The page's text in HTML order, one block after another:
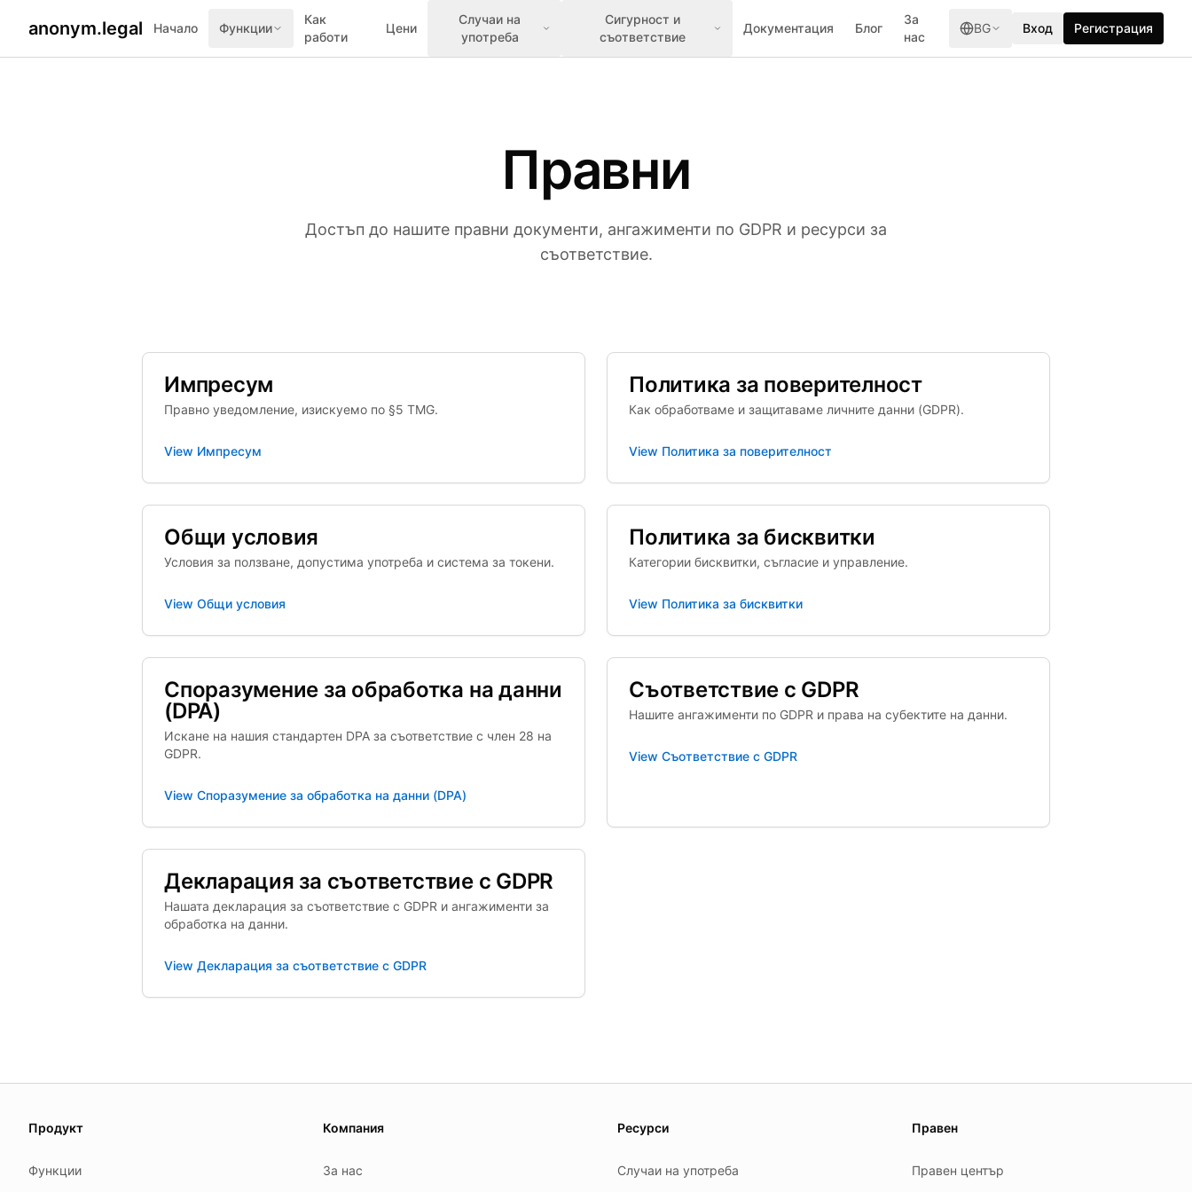
anonym.legal Начало Функции
Как
работи
Цени
Случаи на
употреба
Сигурност и
съответствие
Документация Блог
За
нас
BG Вход Регистрация
Правни
Достъп до нашите правни документи, ангажименти по GDPR и ресурси за
съответствие.
Импресум
Правно уведомление, изискуемо по §5 TMG.
View Импресум
Политика за поверителност
Как обработваме и защитаваме личните данни (GDPR).
View Политика за поверителност
Общи условия
Условия за ползване, допустима употреба и система за токени.
View Общи условия
Политика за бисквитки
Категории бисквитки, съгласие и управление.
View Политика за бисквитки
Споразумение за обработка на данни
(DPA)
Искане на нашия стандартен DPA за съответствие с член 28 на
GDPR.
View Споразумение за обработка на данни (DPA)
Съответствие с GDPR
Нашите ангажименти по GDPR и права на субектите на данни.
View Съответствие с GDPR
Декларация за съответствие с GDPR
Нашата декларация за съответствие с GDPR и ангажименти за
обработка на данни.
View Декларация за съответствие с GDPR
We update this page when our platform or the law changes.
Each change shows up in the timestamp at the top.
Продукт
Функции
Компания
За нас
Ресурси
Случаи на употреба
Правен
Правен център